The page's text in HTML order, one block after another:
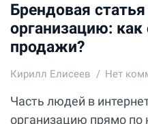
Брендовая
организацию: как
продажи?
Кирилл Елисеев Нет
Часть людей в
организацию прямо по